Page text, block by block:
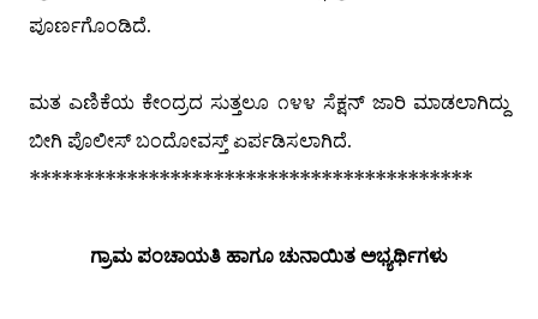
ಪೂರ್ಣಗೊಂಡಿದೆ.
ಮತ ಎಣಿಕೆಯ ಕೇಂದ್ರದ ಸುತ್ತಲೂ ೧೪೪ ಸೆಕ್ಷನ್ ಜಾರಿ ಮಾಡಲಾಗಿದ್ದು
ಬೀಗಿ ಪೊಲೀಸ್ ಬಂದೋವಸ್ತ್ ಏರ್ಪಡಿಸಲಾಗಿದೆ.
*****************************************
ಗ್ರಾಮ ಪಂಚಾಯತಿ ಹಾಗೂ ಚುನಾಯಿತ ಅಭ್ಯರ್ಥಿಗಳು